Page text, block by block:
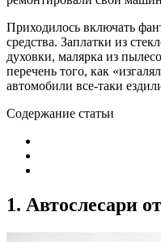
Приходилось включать
средства. Заплатки из
духовки, малярка из
перечень того, как
автомобили все-таки
Содержание статьи
1. Автослесари